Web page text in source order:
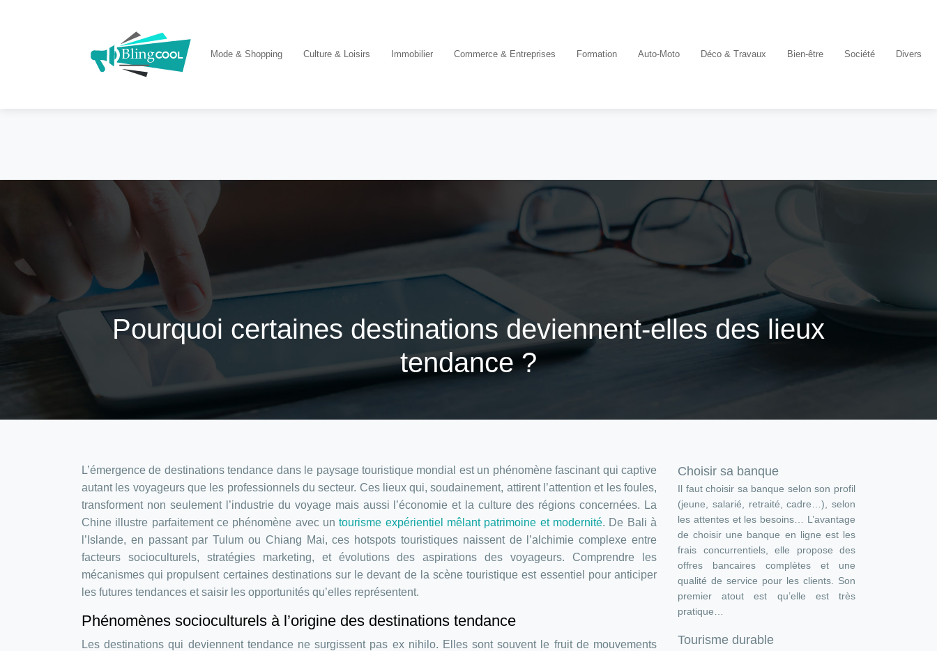
Mode & Shopping Culture & Loisirs Immobilier Commerce & Entreprises Formation Auto-Moto Déco & Travaux Bien-être Société Divers
Pourquoi certaines destinations deviennent-elles des lieux
tendance ?
L’émergence de destinations tendance dans le paysage touristique mondial est un phénomène fascinant qui captive
autant les voyageurs que les professionnels du secteur. Ces lieux qui, soudainement, attirent l’attention et les foules,
transforment non seulement l’industrie du voyage mais aussi l’économie et la culture des régions concernées. La
Chine illustre parfaitement ce phénomène avec untourisme expérientiel mêlant patrimoine et modernité. De Bali à
l’Islande, en passant par Tulum ou Chiang Mai, ces hotspots touristiques naissent de l’alchimie complexe entre
facteurs socioculturels, stratégies marketing, et évolutions des aspirations des voyageurs. Comprendre les
mécanismes qui propulsent certaines destinations sur le devant de la scène touristique est essentiel pour anticiper
les futures tendances et saisir les opportunités qu’elles représentent.
Phénomènes socioculturels à l’origine des destinations tendance
Les destinations qui deviennent tendance ne surgissent pas ex nihilo. Elles sont souvent le fruit de mouvements
Choisir sa banque
Il faut choisir sa banque selon son profil
(jeune, salarié, retraité, cadre…), selon
les attentes et les besoins… L’avantage
de choisir une banque en ligne est les
frais concurrentiels, elle propose des
offres bancaires complètes et une
qualité de service pour les clients. Son
premier atout est qu’elle est très
pratique…
Tourisme durable